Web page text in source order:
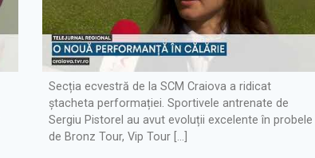
Secția ecvestră de la SCM Craiova a ridicat
ștacheta performației. Sportivele antrenate de
Sergiu Pistorel au avut evoluții excelente în probele
de Bronz Tour, Vip Tour […]